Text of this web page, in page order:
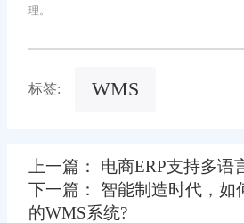
理。
标签: WMS
上一篇： 电商ERP支持多语
下一篇： 智能制造时代，如
的WMS系统?